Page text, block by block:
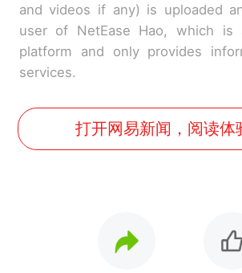
and videos if any) is uploaded
user of NetEase Hao, which is
platform and only provides
services.
打开网易新闻，阅读体